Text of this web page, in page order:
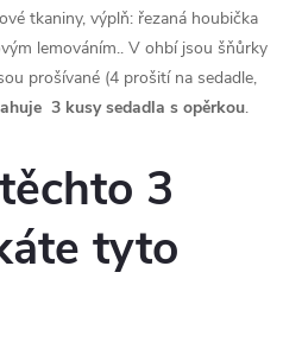
tkaniny, výplň: řezaná houbička
lemováním.. V ohbí jsou šňůrky
prošívané (4 prošití na sedadle,
3 kusy sedadla s opěrkou.
3
tyto